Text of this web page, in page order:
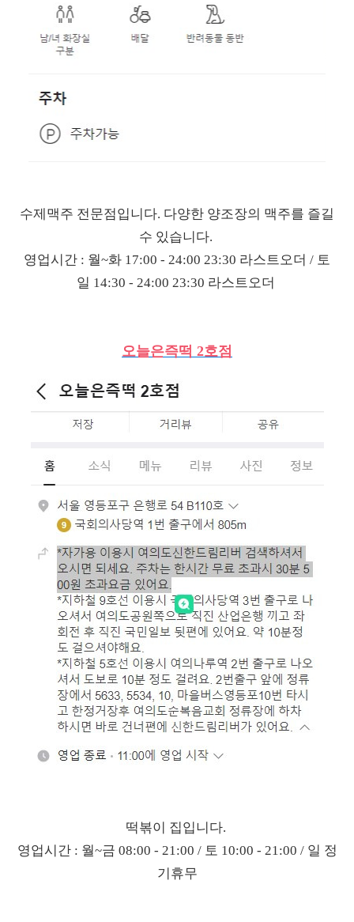
수제맥주 전문점입니다. 다양한 양조장의 맥주를 즐길
수 있습니다.
영업시간 : 월~화 17:00 - 24:00 23:30 라스트오더 / 토
일 14:30 - 24:00 23:30 라스트오더
오늘은즉떡 2호점
떡볶이 집입니다.
영업시간 : 월~금 08:00 - 21:00 / 토 10:00 - 21:00 / 일 정
기휴무